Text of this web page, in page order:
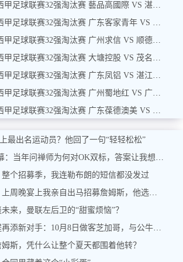
08月04日 佛山西甲足球联赛32强淘汰赛 藝品高國際 VS 湛江狂狼·粵辉能源 全场录像
08月03日 佛山西甲足球联赛32强淘汰赛 广东客家青年 VS 广州英华思力U17 全场录像
08月03日 佛山西甲足球联赛32强淘汰赛 广州求信 VS 顺德新青年 全场录像
08月03日 佛山西甲足球联赛32强淘汰赛 大塘控股 VS 茂名市点都得 全场录像
08月03日 佛山西甲足球联赛32强淘汰赛 广东凤铝 VS 湛江八部科技 全场录像
08月03日 佛山西甲足球联赛32强淘汰赛 广州蜀地红 VS 广州戴拿模 全场录像
08月02日 佛山西甲足球联赛32强淘汰赛 广东葆德澳美 VS 白坭兴龙 全场录像
最出名运动员？他回了一句“轻轻松松”
布莱恩·肖爆内幕：当年问禅师为何对OK双标，答案让我想起训狗那套
个招募季，我连勒布朗的短信都没发过
宾州州长自曝：上周晚宴上我亲自出马招募詹姆斯，他选了费城，我挺高兴
来，曼联左后卫的“甜蜜烦恼”？
太阳季前赛赛程再添新对手：10月8日做客芝加哥，与公牛过招
斯，凭什么让整个夏天都围着他转？